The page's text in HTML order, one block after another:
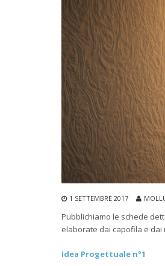
1 SETTEMBRE 2017
Pubblichiamo le schede
elaborate dai capofila e dai
Idea Progettuale n°1